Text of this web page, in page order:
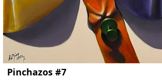
Pinchazos #7